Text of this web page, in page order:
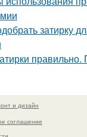
затирку
правильно.
и дизайн
соглашение